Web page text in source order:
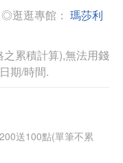
◎逛逛專館： 瑪莎利
累積計算),無法用錢
期/時間.
送100點(單筆不累